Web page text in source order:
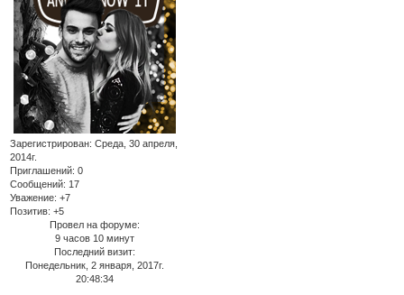
Зарегистрирован: Среда, 30 апреля,
2014г.
Приглашений: 0
Сообщений: 17
Уважение: +7
Позитив: +5
Провел на форуме:
9 часов 10 минут
Последний визит:
Понедельник, 2 января, 2017г.
20:48:34